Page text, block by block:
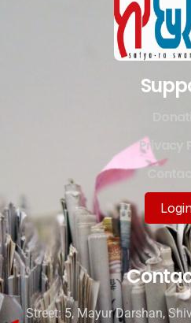
Privacy
Street: 5, Mayur Darshan,